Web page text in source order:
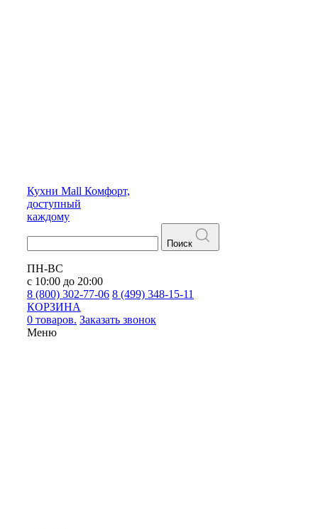
Кухни Mall Комфорт,
доступный
каждому
Поиск
ПН-ВС
с 10:00 до 20:00
8 (800) 302-77-06 8 (499) 348-15-11
КОРЗИНА
0 товаров. Заказать звонок
Меню